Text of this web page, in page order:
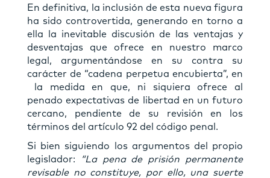
En definitiva, la inclusión de esta nueva figura
ha sido controvertida, generando en torno a
ella la inevitable discusión de las ventajas y
desventajas que ofrece en nuestro marco
legal, argumentándose en su contra su
carácter de “cadena perpetua encubierta”, en
la medida en que, ni siquiera ofrece al
penado expectativas de libertad en un futuro
cercano, pendiente de su revisión en los
términos del artículo 92 del código penal.
Si bien siguiendo los argumentos del propio
legislador:
“La pena de prisión permanente
revisable no constituye, por ello, una suerte